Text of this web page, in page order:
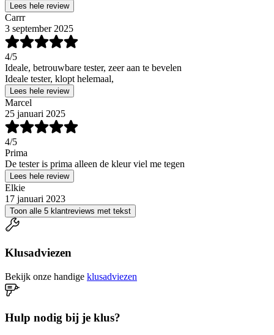
Lees hele review
Carrr
3 september 2025
4/5
Ideale, betrouwbare tester, zeer aan te bevelen
Ideale tester, klopt helemaal,
Lees hele review
Marcel
25 januari 2025
4/5
Prima
De tester is prima alleen de kleur viel me tegen
Lees hele review
Elkie
17 januari 2023
Toon alle 5 klantreviews met tekst
Klusadviezen
Bekijk onze handige klusadviezen
Hulp nodig bij je klus?